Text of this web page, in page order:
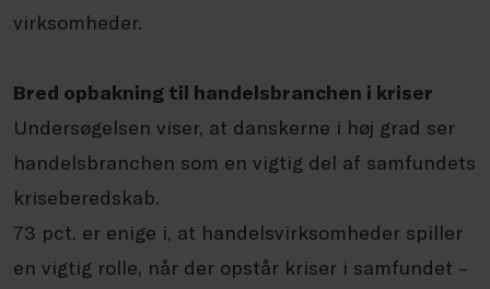
virksomheder.
Bred opbakning til handelsbranchen i kriser
Undersøgelsen viser, at danskerne i høj grad ser
handelsbranchen som en vigtig del af samfundets
kriseberedskab.
73 pct. er enige i, at handelsvirksomheder spiller
en vigtig rolle, når der opstår kriser i samfundet –